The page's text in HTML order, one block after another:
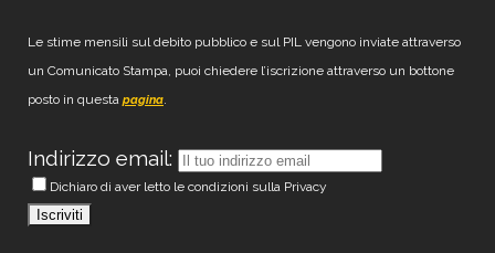
Le stime mensili sul debito pubblico e sul PIL vengono inviate attraverso
un Comunicato Stampa, puoi chiedere l’iscrizione attraverso un bottone
posto in questa pagina.
Indirizzo email:
Dichiaro di aver letto le condizioni sulla Privacy